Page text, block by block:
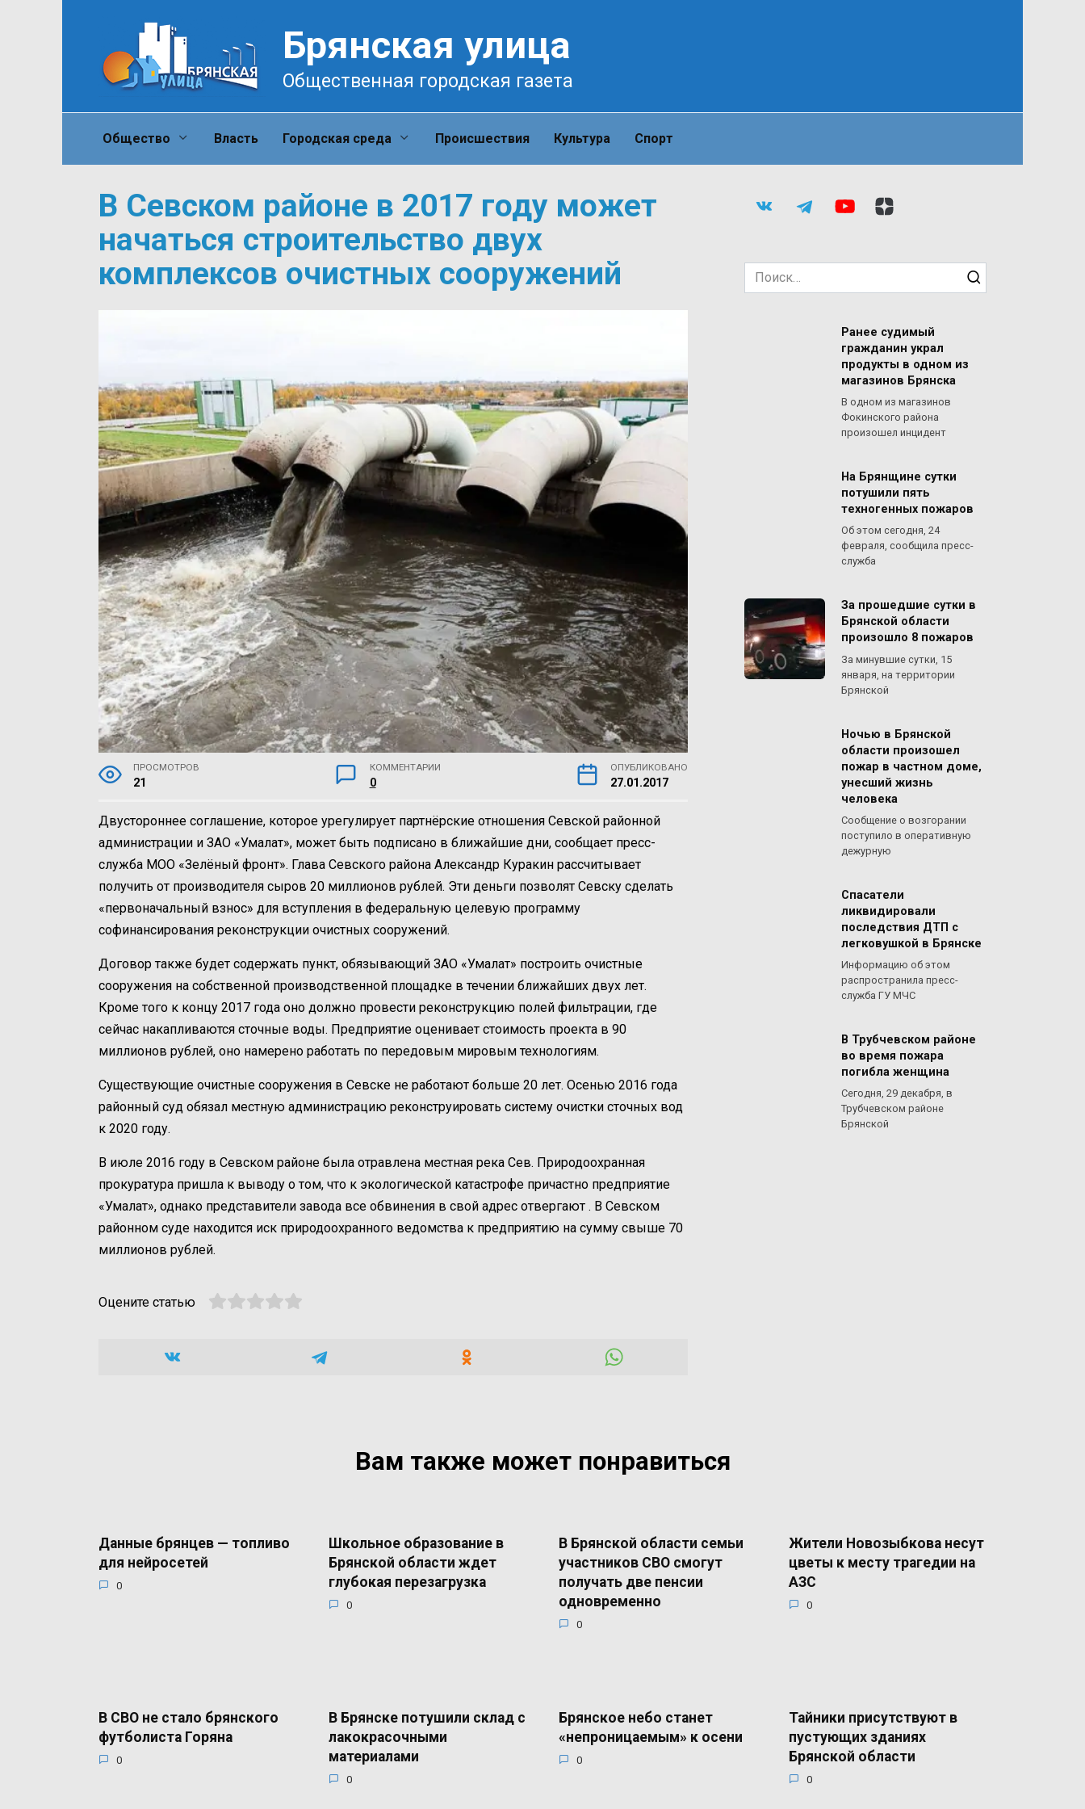
Брянская улица
Общественная городская газета
Общество Власть Городская среда Происшествия Культура Спорт
В Севском районе в 2017 году может
начаться строительство двух
комплексов очистных сооружений
ПРОСМОТРОВ
21
КОММЕНТАРИИ
0
ОПУБЛИКОВАНО
27.01.2017
Двустороннее соглашение, которое урегулирует партнёрские отношения Севской районной
администрации и ЗАО «Умалат», может быть подписано в ближайшие дни, сообщает пресс-
служба МОО «Зелёный фронт». Глава Севского района Александр Куракин рассчитывает
получить от производителя сыров 20 миллионов рублей. Эти деньги позволят Севску сделать
«первоначальный взнос» для вступления в федеральную целевую программу
софинансирования реконструкции очистных сооружений.
Договор также будет содержать пункт, обязывающий ЗАО «Умалат» построить очистные
сооружения на собственной производственной площадке в течении ближайших двух лет.
Кроме того к концу 2017 года оно должно провести реконструкцию полей фильтрации, где
сейчас накапливаются сточные воды. Предприятие оценивает стоимость проекта в 90
миллионов рублей, оно намерено работать по передовым мировым технологиям.
Существующие очистные сооружения в Севске не работают больше 20 лет. Осенью 2016 года
районный суд обязал местную администрацию реконструировать систему очистки сточных вод
к 2020 году.
В июле 2016 году в Севском районе была отравлена местная река Сев. Природоохранная
прокуратура пришла к выводу о том, что к экологической катастрофе причастно предприятие
«Умалат», однако представители завода все обвинения в свой адрес отвергают . В Севском
районном суде находится иск природоохранного ведомства к предприятию на сумму свыше 70
миллионов рублей.
Оцените статью
Search
for:
Ранее судимый
гражданин украл
продукты в одном из
магазинов Брянска
В одном из магазинов
Фокинского района
произошел инцидент
На Брянщине сутки
потушили пять
техногенных пожаров
Об этом сегодня, 24
февраля, сообщила пресс-
служба
За прошедшие сутки в
Брянской области
произошло 8 пожаров
За минувшие сутки, 15
января, на территории
Брянской
Ночью в Брянской
области произошел
пожар в частном доме,
унесший жизнь
человека
Сообщение о возгорании
поступило в оперативную
дежурную
Спасатели
ликвидировали
последствия ДТП с
легковушкой в Брянске
Информацию об этом
распространила пресс-
служба ГУ МЧС
В Трубчевском районе
во время пожара
погибла женщина
Сегодня, 29 декабря, в
Трубчевском районе
Брянской
Вам также может понравиться
Данные брянцев — топливо
для нейросетей
0
Школьное образование в
Брянской области ждет
глубокая перезагрузка
0
В Брянской области семьи
участников СВО смогут
получать две пенсии
одновременно
0
Жители Новозыбкова несут
цветы к месту трагедии на
АЗС
0
В СВО не стало брянского
футболиста Горяна
0
В Брянске потушили склад с
лакокрасочными
материалами
0
Брянское небо станет
«непроницаемым» к осени
0
Тайники присутствуют в
пустующих зданиях
Брянской области
0